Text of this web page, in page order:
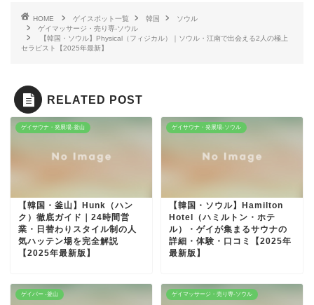
HOME ゲイスポット一覧 韓国
ソウル
ゲイマッサージ・売り専-ソウル
【韓国・ソウル】Physical（フィジカル）｜ソウル・江南で出会える2人の極上
セラピスト【2025年最新】
RELATED POST
ゲイサウナ・発展場-釜山
【韓国・釜山】Hunk（ハン
ク）徹底ガイド｜24時間営
業・日替わりスタイル制の人
気ハッテン場を完全解説
【2025年最新版】
ゲイサウナ・発展場-ソウル
【韓国・ソウル】Hamilton
Hotel（ハミルトン・ホテ
ル）・ゲイが集まるサウナの
詳細・体験・口コミ【2025年
最新版】
ゲイバー -釜山 ゲイマッサージ・売り専-ソウル